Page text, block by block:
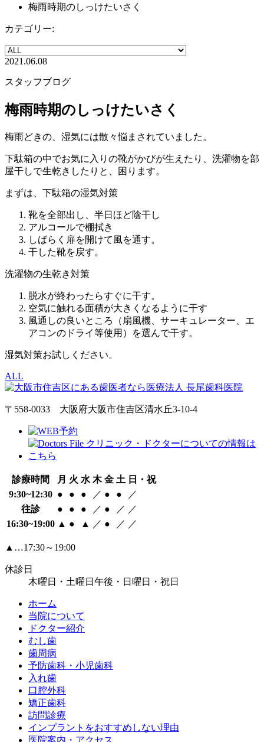
梅雨時期のしっけたいさく
カテゴリー:
2021.06.08
スタッフブログ
梅雨時期のしっけたいさく
梅雨どきの、湿気には散々悩まされていました。
下駄箱の中でお気に入りの靴がかびが生えたり、洗濯物を部
屋干しで生乾きしたりと、困ります。
まずは、下駄箱の湿気対策
靴を全部出し、半日ほど陰干し
アルコールで棚拭き
しばらく扉を開けて風を通す。
干した靴を戻す。
洗濯物の生乾き対策
脱水が終わったらすぐに干す。
空気に触れる面積が大きくなるように干す
風通しの良いところ（扇風機、サーキュレーター、エ
アコンのドライ等使用）を選んで干す。
湿気対策お試しください。
ALL
〒558-0033 大阪府大阪市住吉区清水丘3-10-4
診療時間 月 火 水 木 金 土 日・祝
9:30~12:30 ● ● ● ／ ● ●
／
往診
● ● ● ／ ● ／ ／
16:30~19:00 ▲ ● ▲ ／ ● ／ ／
▲…17:30～19:00
休診日
木曜日・土曜日午後・日曜日・祝日
ホーム
当院について
ドクター紹介
むし歯
歯周病
予防歯科・小児歯科
入れ歯
口腔外科
矯正歯科
訪問診療
インプラントをおすすめしない理由
医院案内・アクセス